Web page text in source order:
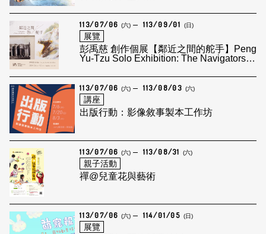
113/07/06 (六) 113/09/01 (日)
展覽
彭禹慈 創作個展【鄰近之間的舵手】Peng
Yu-Tzu Solo Exhibition: The Navigators of
113/07/06 (六) 113/08/03 (六)
講座
出版行動：影像敘事製本工作坊
113/07/06 (六) 113/08/31 (六)
親子活動
禪@兒童花與藝術
113/07/06 (六) 114/01/05 (日)
展覽